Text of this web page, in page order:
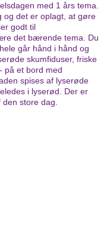
med 1 års tema.
og det er oplagt, at gøre
godt til
det bærende tema. Du
går hånd i hånd og
skumfiduser, friske
på et bord med
spises af lyserøde
i lyserød. Der er
store dag.